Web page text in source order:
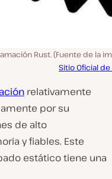
Rust. (Fuente de la
Sitio Oficial de
relativamente
por su
de alto
y fiables. Este
estático tiene una